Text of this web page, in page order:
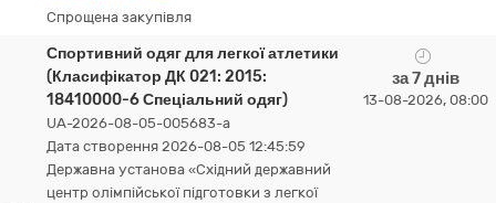
Спрощена закупівля
Спортивний одяг для легкої атлетики
(Класифікатор ДК 021: 2015:
18410000-6 Спеціальний одяг)
UA-2026-08-05-005683-a
Дата створення 2026-08-05 12:45:59
Державна установа «Східний державний
центр олімпійської підготовки з легкої
за 7 днів
13-08-2026, 08:00